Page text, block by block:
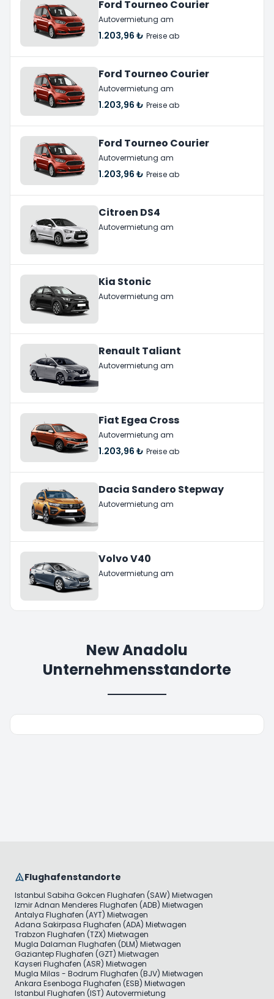
Ford Tourneo Courier
Autovermietung am
1.203,96 ₺ Preise ab
Ford Tourneo Courier
Autovermietung am
1.203,96 ₺ Preise ab
Ford Tourneo Courier
Autovermietung am
1.203,96 ₺ Preise ab
Citroen DS4
Autovermietung am
Kia Stonic
Autovermietung am
Renault Taliant
Autovermietung am
Fiat Egea Cross
Autovermietung am
1.203,96 ₺ Preise ab
Dacia Sandero Stepway
Autovermietung am
Volvo V40
Autovermietung am
New Anadolu
Unternehmensstandorte
Flughafenstandorte
Istanbul Sabiha Gokcen Flughafen (SAW) Mietwagen
Izmir Adnan Menderes Flughafen (ADB) Mietwagen
Antalya Flughafen (AYT) Mietwagen
Adana Sakirpasa Flughafen (ADA) Mietwagen
Trabzon Flughafen (TZX) Mietwagen
Mugla Dalaman Flughafen (DLM) Mietwagen
Gaziantep Flughafen (GZT) Mietwagen
Kayseri Flughafen (ASR) Mietwagen
Mugla Milas - Bodrum Flughafen (BJV) Mietwagen
Ankara Esenboga Flughafen (ESB) Mietwagen
Istanbul Flughafen (IST) Autovermietung